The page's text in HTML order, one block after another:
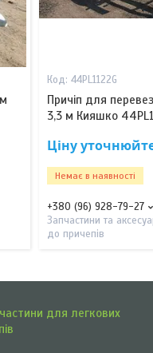
44PL1122G
Причіп для
3,3 м Кияшко
Ціну
Немає в наявності
+380 (96) 928-79-27
Запчастини та
до причепів
для легкових